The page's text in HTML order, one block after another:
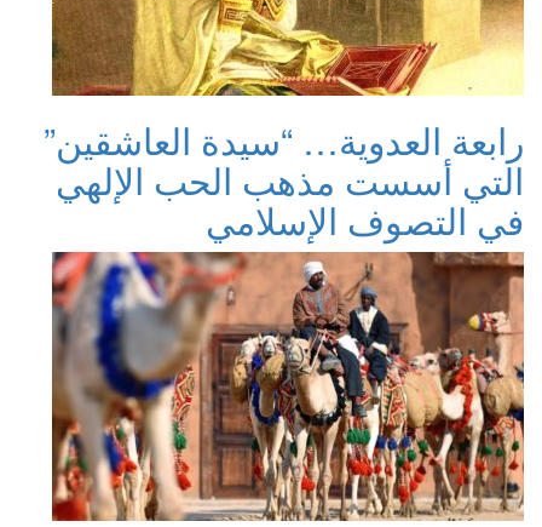
رابعة العدوية… “سيدة العاشقين”
التي أسست مذهب الحب الإلهي
في التصوف الإسلامي